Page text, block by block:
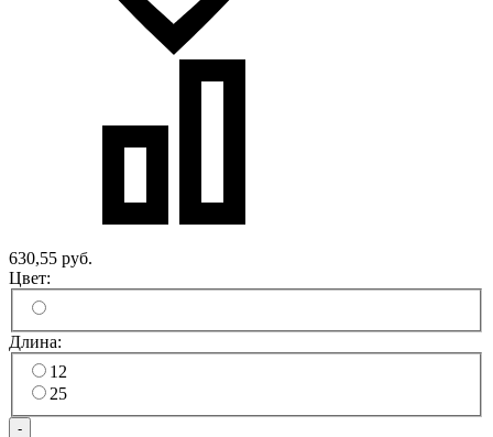
630,55 руб.
Цвет:
Длина:
12
25
-